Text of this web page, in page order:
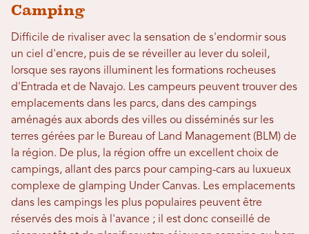
Camping
Difficile de rivaliser avec la sensation de s'endormir sous
un ciel d'encre, puis de se réveiller au lever du soleil,
lorsque ses rayons illuminent les formations rocheuses
d'Entrada et de Navajo. Les campeurs peuvent trouver des
emplacements dans les parcs, dans des campings
aménagés aux abords des villes ou disséminés sur les
terres gérées par le Bureau of Land Management (BLM) de
la région. De plus, la région offre un excellent choix de
campings, allant des parcs pour camping-cars au luxueux
complexe de glamping Under Canvas. Les emplacements
dans les campings les plus populaires peuvent être
réservés des mois à l'avance ; il est donc conseillé de